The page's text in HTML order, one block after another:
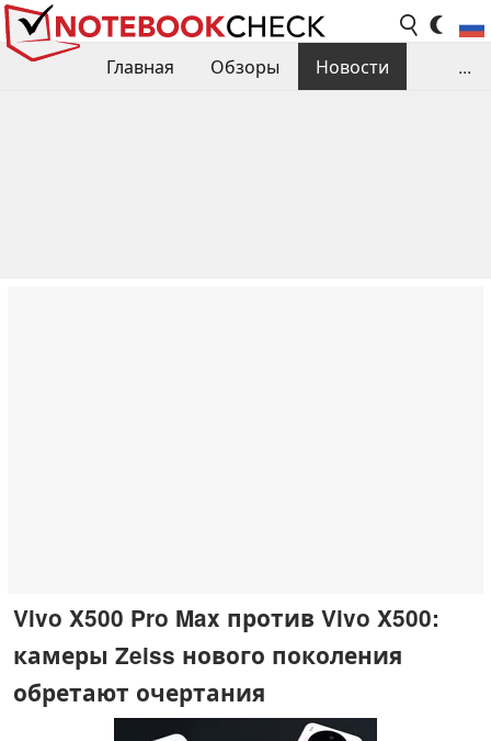
Главная Обзоры
Новости
...
Vivo X500 Pro Max против Vivo X500:
камеры Zeiss нового поколения
обретают очертания